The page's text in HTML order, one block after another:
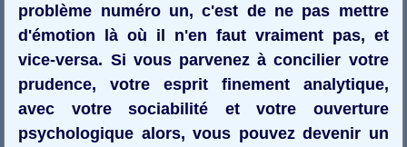
problème numéro un, c'est de ne pas mettre
d'émotion là où il n'en faut vraiment pas, et
vice-versa. Si vous parvenez à concilier votre
prudence, votre esprit finement analytique,
avec votre sociabilité et votre ouverture
psychologique alors, vous pouvez devenir un